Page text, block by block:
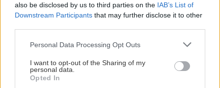
also be disclosed by us to third parties on the IAB’s List of
Downstream Participants that may further disclose it to other
Personal Data Processing Opt Outs
I want to opt-out of the Sharing of my
personal data.
Opted In
στη Χάγη, γεγονός που προϋποθέτει αναγκαστικά
διαπραγμάτευση επί του αντικειμένου της διαφοράς και
του πλαισίου επίλυσής της.
περιορισμένης επήρειας των νησιών και αμφισβήτησης
της ΑΟΖ δεν αποτελούν πρόσφατο φαινόμενο, αλλά